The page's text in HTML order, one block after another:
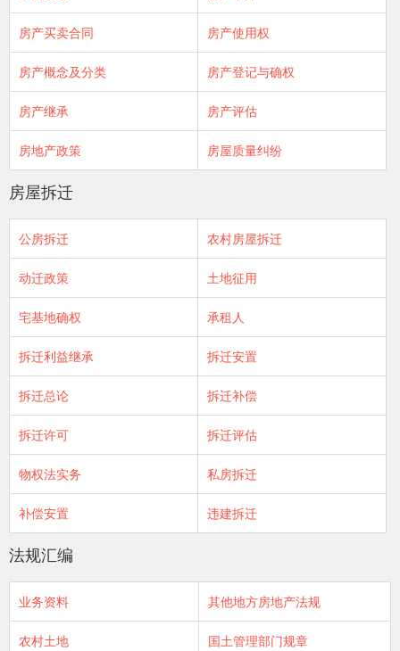
房产买卖合同 房产使用权
房产概念及分类 房产登记与确权
房产继承 房产评估
房地产政策 房屋质量纠纷
房屋拆迁
公房拆迁 农村房屋拆迁
动迁政策 土地征用
宅基地确权 承租人
拆迁利益继承 拆迁安置
拆迁总论 拆迁补偿
拆迁许可 拆迁评估
物权法实务 私房拆迁
补偿安置 违建拆迁
法规汇编
业务资料 其他地方房地产法规
农村土地 国土管理部门规章